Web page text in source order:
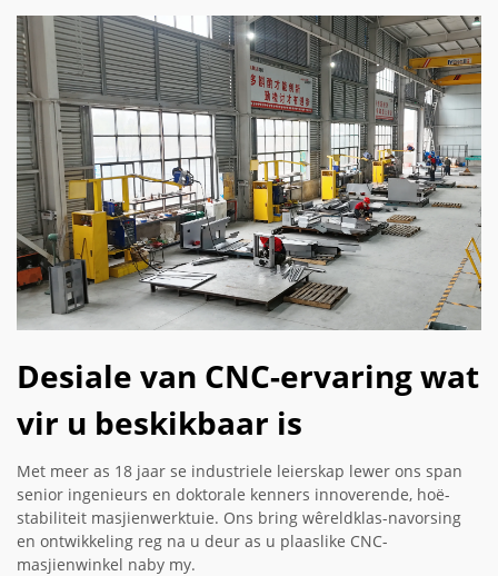
Desiale van CNC-ervaring wat
vir u beskikbaar is
Met meer as 18 jaar se industriele leierskap lewer ons span
senior ingenieurs en doktorale kenners innoverende, hoë-
stabiliteit masjienwerktuie. Ons bring wêreldklas-navorsing
en ontwikkeling reg na u deur as u plaaslike CNC-
masjienwinkel naby my.